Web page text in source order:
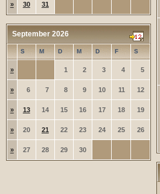
» 30 31
September 2026
S M D M D F S
» 1 2 3 4 5
» 6 7 8 9 10 11 12
» 13 14 15 16 17 18 19
» 20 21 22 23 24 25 26
» 27 28 29 30